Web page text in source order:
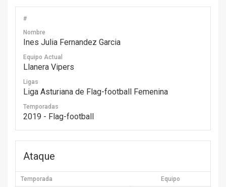
#
Nombre
Ines Julia Fernandez Garcia
Equipo Actual
Llanera Vipers
Ligas
Liga Asturiana de Flag-football Femenina
Temporadas
2019 - Flag-football
Ataque
Temporada Equipo